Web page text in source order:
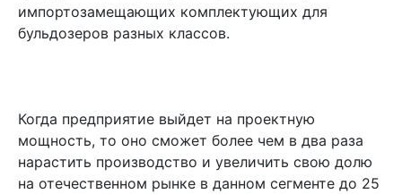
импортозамещающих комплектующих для
бульдозеров разных классов.
Когда предприятие выйдет на проектную
мощность, то оно сможет более чем в два раза
нарастить производство и увеличить свою долю
на отечественном рынке в данном сегменте до 25